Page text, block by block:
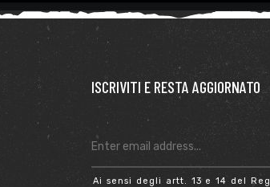
ISCRIVITI E RESTA AGGIORNATO
Ai sensi degli artt. 13 e 14 del